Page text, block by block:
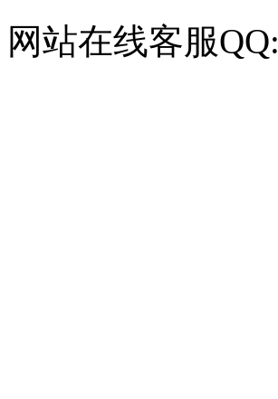
网站在线客服QQ: